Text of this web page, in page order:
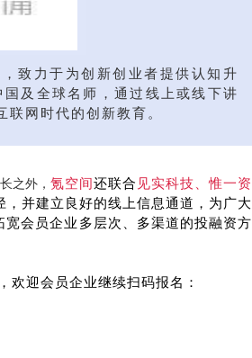
致力于为创新创业者提供认知升
及全球名师，通过线上或线下讲
网时代的创新教育。
之外， 氪空间还联合 见实科技、惟一资
并建立良好的线上信息通道，为广大
宽会员企业多层次、多渠道的投融资方
迎会员企业继续扫码报名：